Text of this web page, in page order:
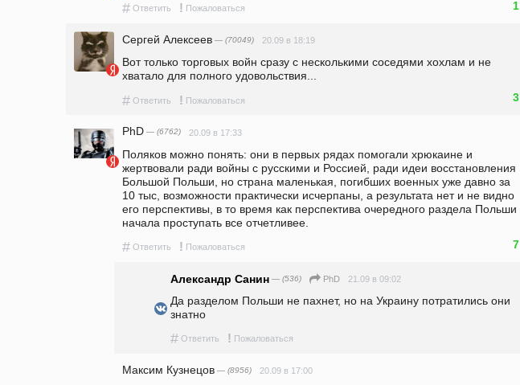
# Ответить ! Пожаловаться 1
Сергей Алексеев — (70049) 20.09 в 18:19
Вот только торговых войн сразу с несколькими соседями хохлам и не
хватало для полного удовольствия...
# Ответить ! Пожаловаться 3
PhD — (6762) 20.09 в 17:33
Поляков можно понять: они в первых рядах помогали хрюкаине и
жертвовали ради войны с русскими и Россией, ради идеи восстановления
Большой Польши, но страна маленькая, погибших военных уже давно за
10 тыс, возможности практически исчерпаны, а результата нет и не видно
его перспективы, в то время как перспектива очередного раздела Польши
начала проступать все отчетливее.
# Ответить ! Пожаловаться 7
Александр Санин — (536) PhD 21.09 в 09:02
Да разделом Польши не пахнет, но на Украину потратились они
знатно
# Ответить ! Пожаловаться
Максим Кузнецов — (8956) 20.09 в 17:00